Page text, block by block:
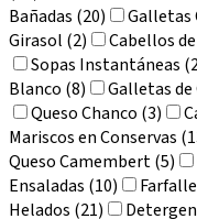
Bañadas (20)
Galletas
Girasol (2)
Cabellos
Sopas Instantáneas
Blanco (8)
Galletas de
Queso Chanco (3)
Mariscos en Conservas
Queso Camembert (5)
Ensaladas (10)
Helados (21)